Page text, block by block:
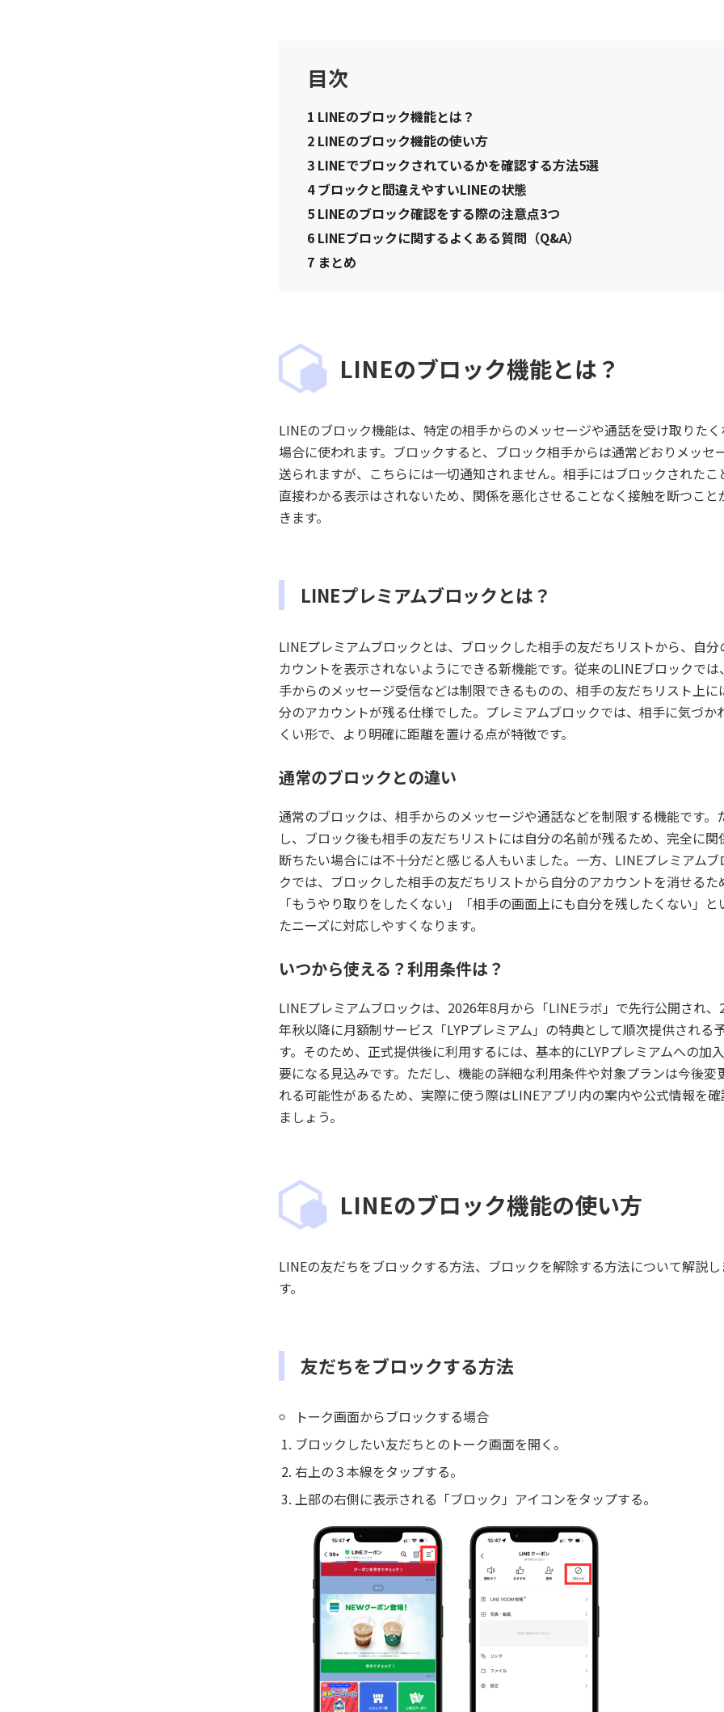
目次
1 LINEのブロック機能とは？
2 LINEのブロック機能の使い方
3 LINEでブロックされているかを確認する方法5選
4ブロックと間違えやすいLINEの状態
5 LINEのブロック確認をする際の注意点3つ
6 LINEブロックに関するよくある質問（Q&A）
7 まとめ
LINEのブロック機能とは？
LINEのブロック機能は、特定の相手からのメッセージや通話を受け取りたく
場合に使われます。ブロックすると、ブロック相手からは通常どおりメッセ
送られますが、こちらには一切通知されません。相手にはブロックされたこ
直接わかる表示はされないため、関係を悪化させることなく接触を断つこと
きます。
LINEプレミアムブロックとは？
LINEプレミアムブロックとは、ブロックした相手の友だちリストから、自分
カウントを表示されないようにできる新機能です。従来のLINEブロックでは
手からのメッセージ受信などは制限できるものの、相手の友だちリスト上に
分のアカウントが残る仕様でした。プレミアムブロックでは、相手に気づか
くい形で、より明確に距離を置ける点が特徴です。
通常のブロックとの違い
通常のブロックは、相手からのメッセージや通話などを制限する機能です。
し、ブロック後も相手の友だちリストには自分の名前が残るため、完全に関
断ちたい場合には不十分だと感じる人もいました。一方、LINEプレミアムブ
クでは、ブロックした相手の友だちリストから自分のアカウントを消せるた
「もうやり取りをしたくない」「相手の画面上にも自分を残したくない」と
たニーズに対応しやすくなります。
いつから使える？利用条件は？
LINEプレミアムブロックは、2026年8月から「LINEラボ」で先行公開され、
年秋以降に月額制サービス「LYPプレミアム」の特典として順次提供される
す。そのため、正式提供後に利用するには、基本的にLYPプレミアムへの加
要になる見込みです。ただし、機能の詳細な利用条件や対象プランは今後変
れる可能性があるため、実際に使う際はLINEアプリ内の案内や公式情報を確
ましょう。
LINEのブロック機能の使い方
LINEの友だちをブロックする方法、ブロックを解除する方法について解説し
す。
友だちをブロックする方法
トーク画面からブロックする場合
ブロックしたい友だちとのトーク画面を開く。
右上の３本線をタップする。
上部の右側に表示される「ブロック」アイコンをタップする。